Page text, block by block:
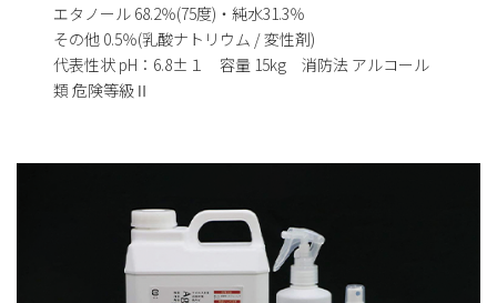
エタノール 68.2％(75度)・純水31.3％
その他 0.5％(乳酸ナトリウム / 変性剤)
代表性状 pH：6.8±１ 容量 15kg 消防法 アルコール
類 危険等級Ⅱ